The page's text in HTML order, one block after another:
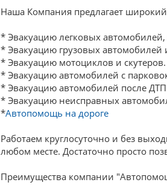
Наша Компания предлагает широкий
* Эвакуацию легковых
* Эвакуацию грузовых автомобилей
* Эвакуацию мотоциклов и скутеров.
* Эвакуацию автомобилей с
* Эвакуацию автомобилей после
* Эвакуацию неисправных
*Автопомощь на дороге
Работаем круглосуточно и без
любом месте. Достаточно просто
Преимущества компании